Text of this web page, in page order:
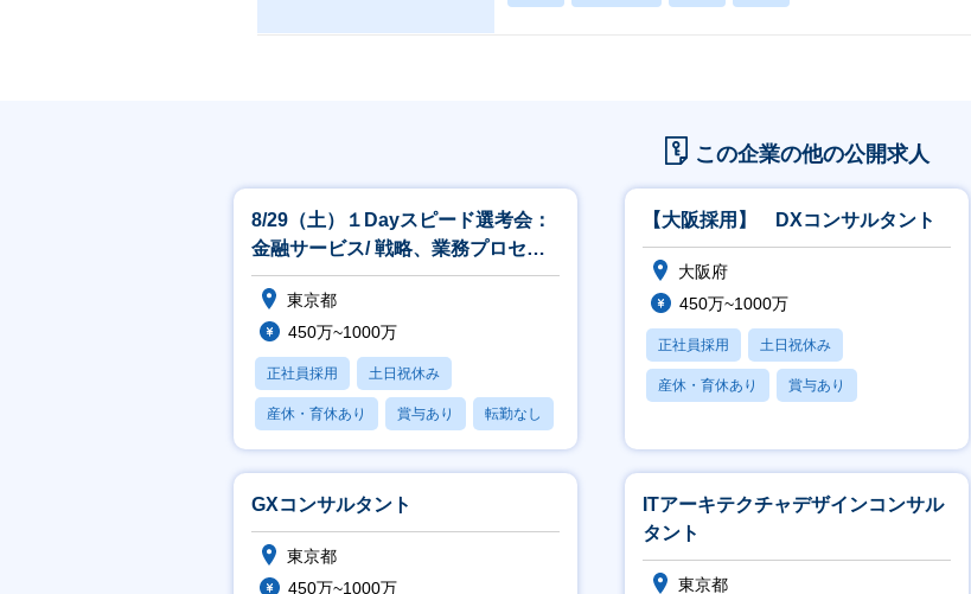
この企業の他の公開求人
8/29（土）１Dayスピード選考会：
金融サービス/ 戦略、業務プロセス
コンサルティング
東京都
450万~1000万
正社員採用 土日祝休み
産休・育休あり 賞与あり 転勤なし
【大阪採用】 DXコンサルタント
大阪府
450万~1000万
正社員採用 土日祝休み
産休・育休あり 賞与あり
GXコンサルタント
東京都
450万~1000万
ITアーキテクチャデザインコンサル
タント
東京都